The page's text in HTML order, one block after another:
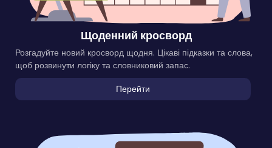
Щоденний кросворд
Розгадуйте новий кросворд щодня. Цікаві підказки та слова,
щоб розвинути логіку та словниковий запас.
Перейти